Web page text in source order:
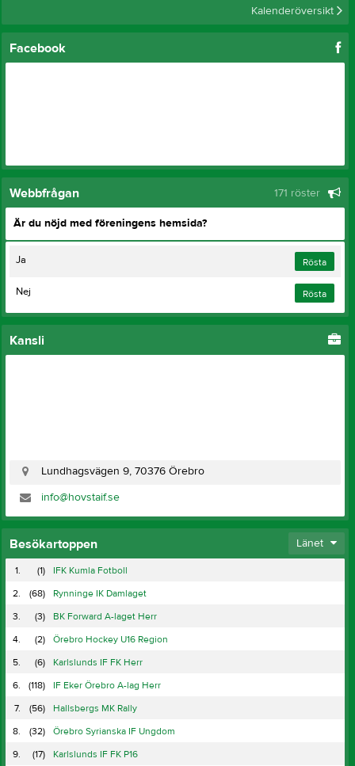
Kalenderöversikt
Facebook
Webbfrågan 171 röster
Är du nöjd med föreningens hemsida?
Rösta
Ja
Rösta
Nej
Kansli
Lundhagsvägen 9, 70376 Örebro
info@hovstaif.se
Besökartoppen Länet
1. (1)
IFK Kumla Fotboll
2.
(68)
Rynninge IK Damlaget
3.
(3)
BK Forward A-laget Herr
4.
(2)
Örebro Hockey U16 Region
5.
(6)
Karlslunds IF FK Herr
6.
(118)
IF Eker Örebro A-lag Herr
7.
(56)
Hallsbergs MK Rally
8.
(32)
Örebro Syrianska IF Ungdom
9.
(17) Karlslunds IF FK P16